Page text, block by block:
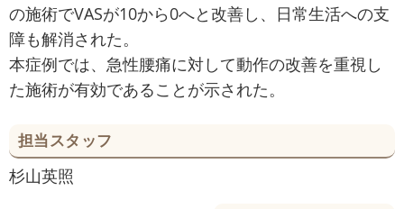
の施術でVASが10から0へと改善し、日常生活への支
障も解消された。
本症例では、急性腰痛に対して動作の改善を重視し
た施術が有効であることが示された。
担当スタッフ
杉山英照